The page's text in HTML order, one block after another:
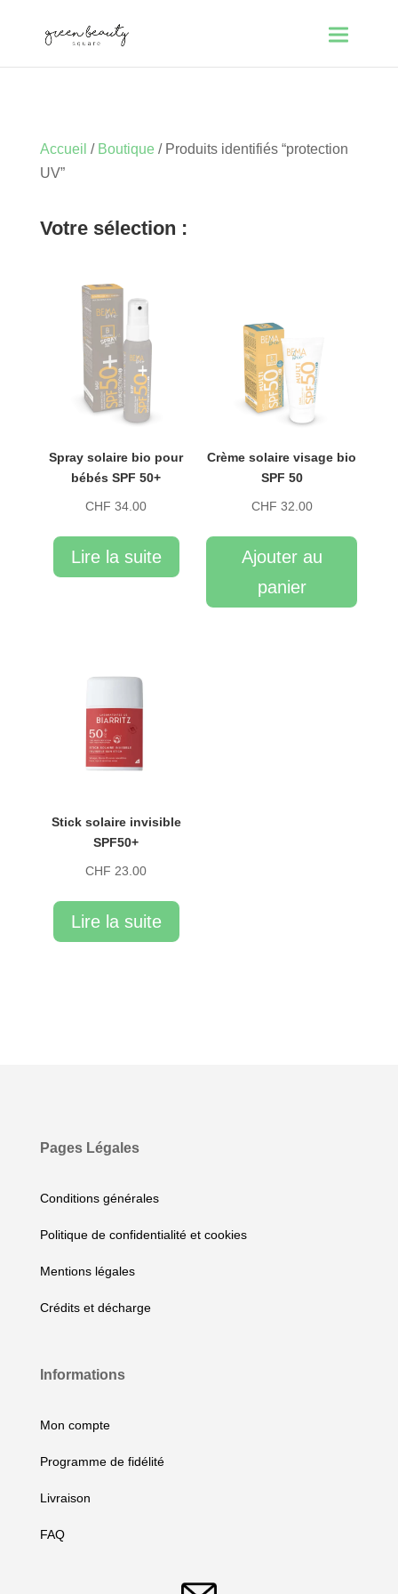
Accueil / Boutique / Produits identifiés “protection
UV”
Votre sélection :
Spray solaire bio pour
bébés SPF 50+
CHF 34.00
Lire la suite
Crème solaire visage bio
SPF 50
CHF 32.00
Ajouter au
panier
Stick solaire invisible
SPF50+
CHF 23.00
Lire la suite
Pages Légales
Conditions générales
Politique de confidentialité et cookies
Mentions légales
Crédits et décharge
Informations
Mon compte
Programme de fidélité
Livraison
FAQ